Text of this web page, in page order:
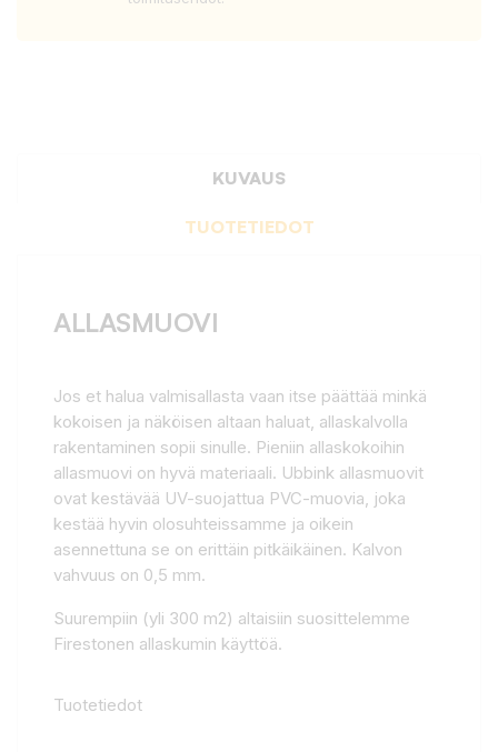
KUVAUS
TUOTETIEDOT
ALLASMUOVI
Jos et halua valmisallasta vaan itse päättää minkä
kokoisen ja näköisen altaan haluat, allaskalvolla
rakentaminen sopii sinulle. Pieniin allaskokoihin
allasmuovi on hyvä materiaali. Ubbink allasmuovit
ovat kestävää UV-suojattua PVC-muovia, joka
kestää hyvin olosuhteissamme ja oikein
asennettuna se on erittäin pitkäikäinen. Kalvon
vahvuus on 0,5 mm.
Suurempiin (yli 300 m2) altaisiin suosittelemme
Firestonen allaskumin käyttöä.
Tuotetiedot